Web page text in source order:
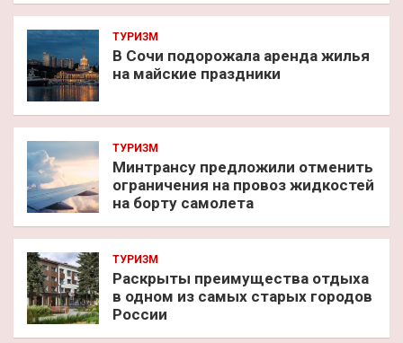
ТУРИЗМ
В Сочи подорожала аренда жилья
на майские праздники
ТУРИЗМ
Минтрансу предложили отменить
ограничения на провоз жидкостей
на борту самолета
ТУРИЗМ
Раскрыты преимущества отдыха
в одном из самых старых городов
России